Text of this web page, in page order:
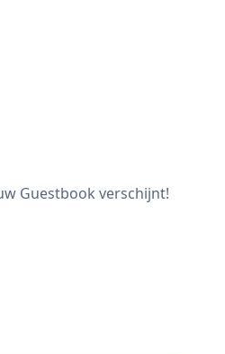
Guestbook verschijnt!